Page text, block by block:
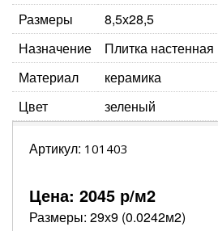
Размеры
8,5х28,5
Назначение
Плитка настенная
Материал
керамика
Цвет
зеленый
Артикул: 101403
Цена: 2045 р/м2
Размеры: 29х9 (0.0242м2)